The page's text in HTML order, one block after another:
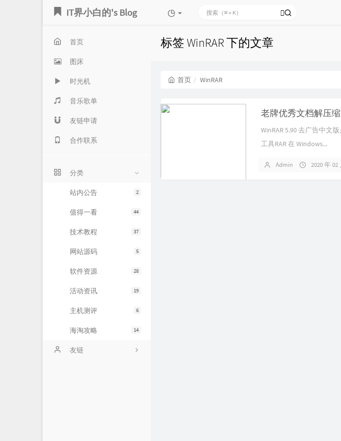
IT界小白的's Blog
首页
图床
时光机
音乐歌单
友链申请
合作联系
分类
2
站内公告
44
值得一看
37
技术教程
5
网站源码
28
软件资源
19
活动资讯
6
主机测评
14
海淘攻略
友链
标签 WinRAR 下的文章
首页 WinRAR
WinRAR 5.90 去广告中文
工具RAR 在 Windows...
Admin 2020 年 02